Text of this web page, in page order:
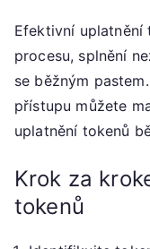
Efektivní uplatnění
procesu, splnění
se běžným
přístupu můžete
uplatnění tokenů
Krok za
tokenů